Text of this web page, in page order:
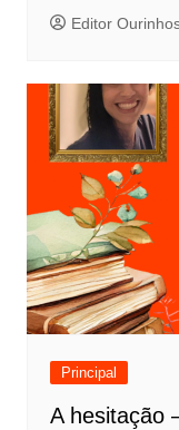
Editor
Principal
A hesitação